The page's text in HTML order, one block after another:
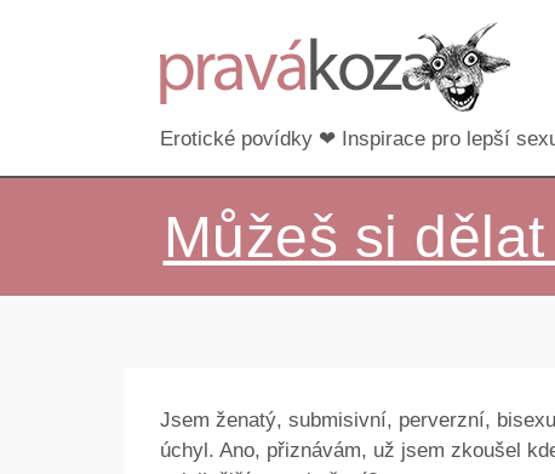
Erotické povídky ❤ Inspirace pro lepší
Můžeš si
Jsem ženatý, submisivní, perverzní,
úchyl. Ano, přiznávám, už jsem zkoušel